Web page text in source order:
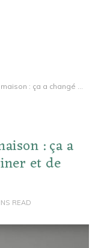
J’ai fait des cornichons maison : ça a changé ma façon de cuisiner et de transporter
: ça a
et de
READ